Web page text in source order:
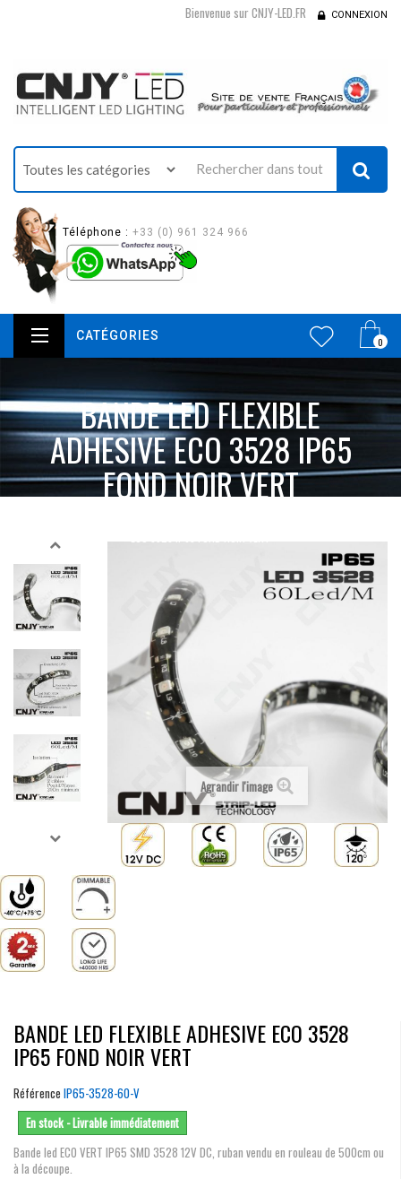
Bienvenue sur CNJY-LED.FR CONNEXION
Téléphone : +33 (0) 961 324 966
0
CATÉGORIES
BANDE LED FLEXIBLE
ADHESIVE ECO 3528 IP65
FOND NOIR VERT
Agrandir l'image
BANDE LED FLEXIBLE ADHESIVE ECO 3528
IP65 FOND NOIR VERT
Référence IP65-3528-60-V
En stock - Livrable immédiatement
Bande led ECO VERT IP65 SMD 3528 12V DC, ruban vendu en rouleau de 500cm ou
à la découpe.